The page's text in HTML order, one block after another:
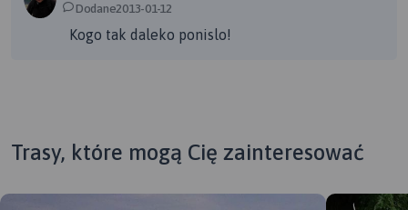
Dodane2013-01-12
Kogo tak daleko ponislo!
Trasy, które mogą Cię zainteresować